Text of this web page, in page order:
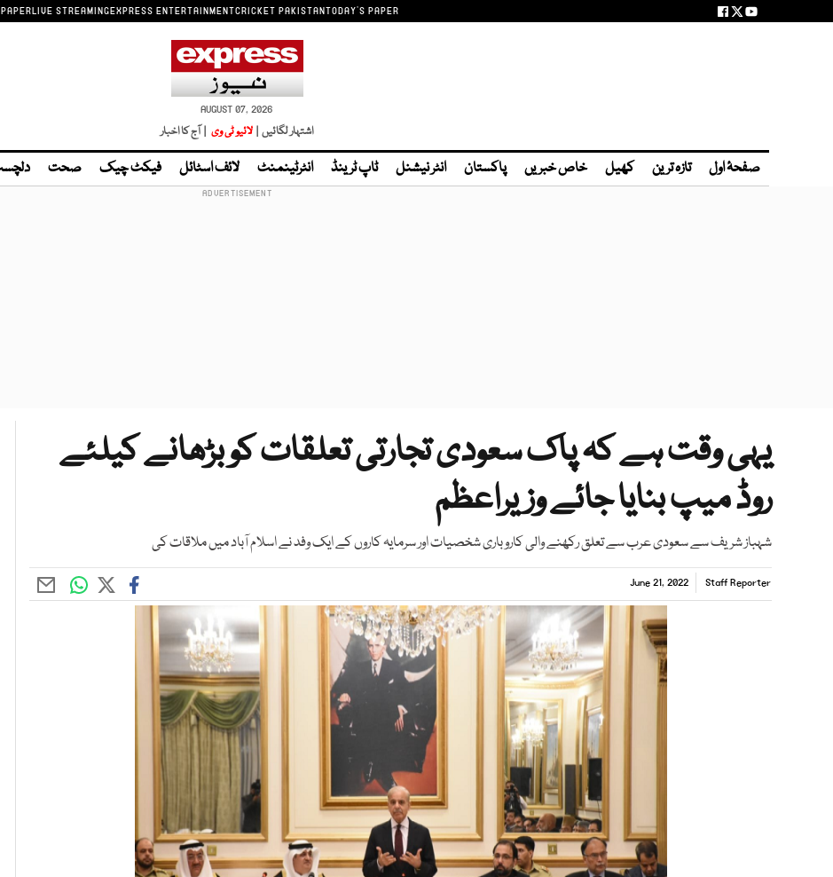
LIVE STREAMINGEXPRESS ENTERTAINMENTCRICKET PAKISTANTODAY'S PAPER
AUGUST 07, 2026
اشتہار لگائیں | لائیو ٹی وی | آج کا اخبار
صفحۂ اول تازہ ترین کھیل خاص خبریں پاکستان انٹر نیشنل ٹاپ ٹرینڈ انٹرٹینمنٹ لائف اسٹائل فیکٹ چیک صحت
یہی وقت ہے کہ پاک سعودی تجارتی تعلقات کو بڑھانے کیلئے
روڈ میپ بنایا جائے وزیراعظم
شہباز شریف سے سعودی عرب سے تعلق رکھنے والی کاروباری شخصیات اور سرمایہ کاروں کے ایک وفد نے اسلام آباد میں ملاقات کی
Staff Reporter
June 21, 2022